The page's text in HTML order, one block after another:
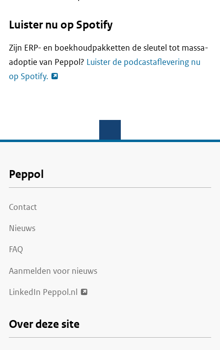
Luister nu op Spotify
Zijn ERP- en boekhoudpakketten de sleutel tot massa-
adoptie van Peppol? Luister de podcastaflevering nu
op Spotify.
Peppol
Contact
Nieuws
FAQ
Aanmelden voor nieuws
LinkedIn Peppol.nl
Over deze site